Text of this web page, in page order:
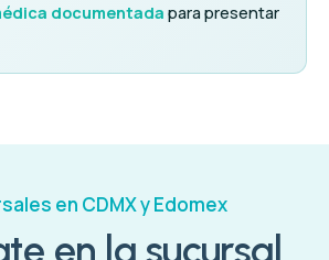
documentada para presentar
en CDMX y Edomex
en la sucursal